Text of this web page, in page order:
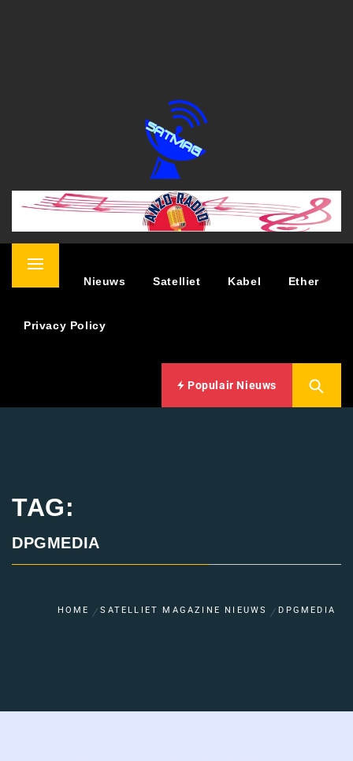
SATELLIET MAGAZINE
NIEUWS OVER TV KIJKEN VIA SATELLIET
Primary
Nieuws Satelliet Kabel Ether
Privacy Policy
Populair Nieuws
TAG:
DPGMEDIA
HOME SATELLIET MAGAZINE NIEUWS DPGMEDIA